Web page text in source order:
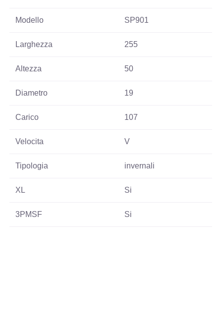
Modello SP901
Larghezza 255
Altezza 50
Diametro 19
Carico 107
Velocita V
Tipologia invernali
XL Si
3PMSF Si